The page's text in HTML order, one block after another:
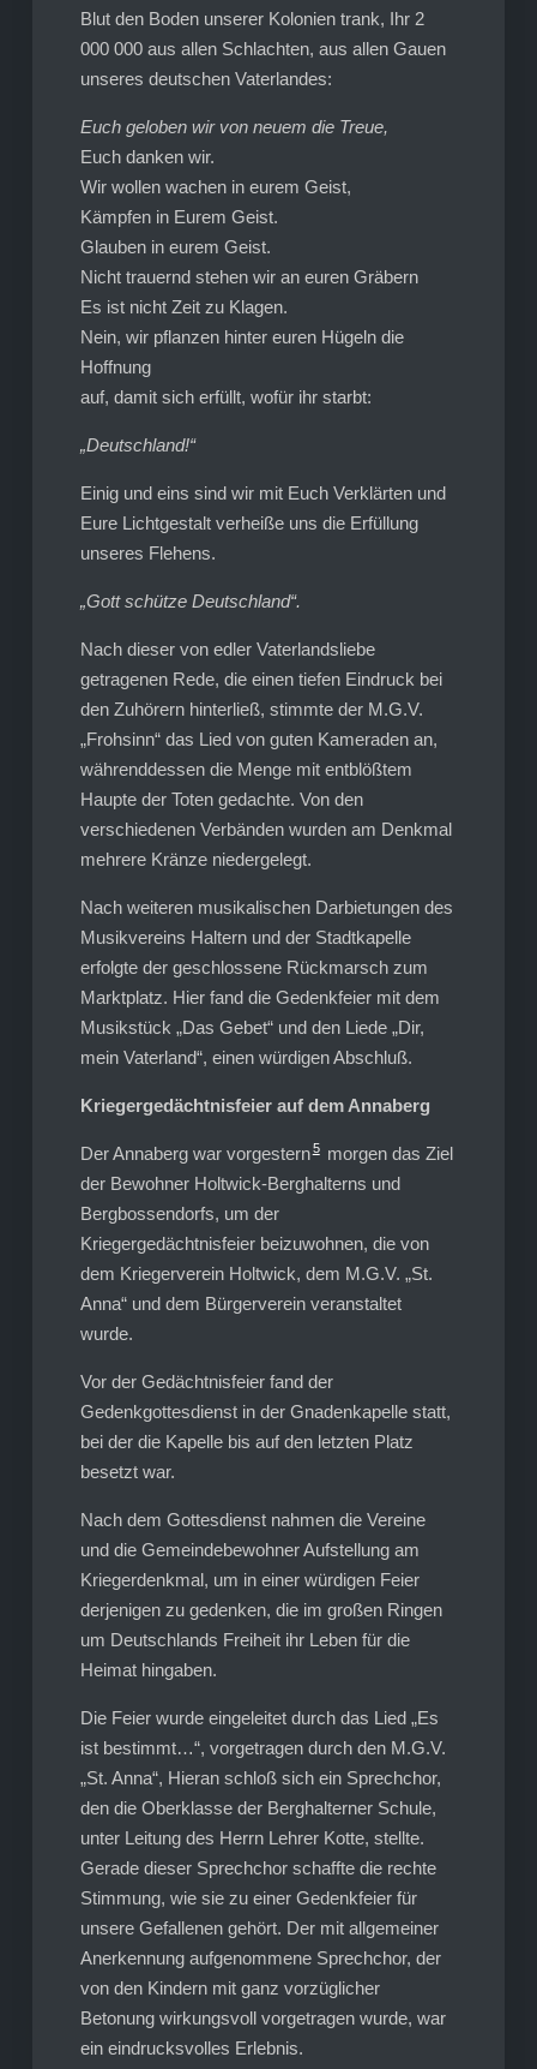
Blut den Boden unserer Kolonien trank, Ihr 2
000 000 aus allen Schlachten, aus allen Gauen
unseres deutschen Vaterlandes:
Euch geloben wir von neuem die Treue,
Euch danken wir.
Wir wollen wachen in eurem Geist,
Kämpfen in Eurem Geist.
Glauben in eurem Geist.
Nicht trauernd stehen wir an euren Gräbern
Es ist nicht Zeit zu Klagen.
Nein, wir pflanzen hinter euren Hügeln die
Hoffnung
auf, damit sich erfüllt, wofür ihr starbt:
„Deutschland!“
Einig und eins sind wir mit Euch Verklärten und
Eure Lichtgestalt verheiße uns die Erfüllung
unseres Flehens.
„Gott schütze Deutschland“.
Nach dieser von edler Vaterlandsliebe
getragenen Rede, die einen tiefen Eindruck bei
den Zuhörern hinterließ, stimmte der M.G.V.
„Frohsinn“ das Lied von guten Kameraden an,
währenddessen die Menge mit entblößtem
Haupte der Toten gedachte. Von den
verschiedenen Verbänden wurden am Denkmal
mehrere Kränze niedergelegt.
Nach weiteren musikalischen Darbietungen des
Musikvereins Haltern und der Stadtkapelle
erfolgte der geschlossene Rückmarsch zum
Marktplatz. Hier fand die Gedenkfeier mit dem
Musikstück „Das Gebet“ und den Liede „Dir,
mein Vaterland“, einen würdigen Abschluß.
Kriegergedächtnisfeier auf dem Annaberg
Der Annaberg war vorgestern5
morgen das Ziel
der Bewohner Holtwick-Berghalterns und
Bergbossendorfs, um der
Kriegergedächtnisfeier beizuwohnen, die von
dem Kriegerverein Holtwick, dem M.G.V. „St.
Anna“ und dem Bürgerverein veranstaltet
wurde.
Vor der Gedächtnisfeier fand der
Gedenkgottesdienst in der Gnadenkapelle statt,
bei der die Kapelle bis auf den letzten Platz
besetzt war.
Nach dem Gottesdienst nahmen die Vereine
und die Gemeindebewohner Aufstellung am
Kriegerdenkmal, um in einer würdigen Feier
derjenigen zu gedenken, die im großen Ringen
um Deutschlands Freiheit ihr Leben für die
Heimat hingaben.
Die Feier wurde eingeleitet durch das Lied „Es
ist bestimmt…“, vorgetragen durch den M.G.V.
„St. Anna“, Hieran schloß sich ein Sprechchor,
den die Oberklasse der Berghalterner Schule,
unter Leitung des Herrn Lehrer Kotte, stellte.
Gerade dieser Sprechchor schaffte die rechte
Stimmung, wie sie zu einer Gedenkfeier für
unsere Gefallenen gehört. Der mit allgemeiner
Anerkennung aufgenommene Sprechchor, der
von den Kindern mit ganz vorzüglicher
Betonung wirkungsvoll vorgetragen wurde, war
ein eindrucksvolles Erlebnis.